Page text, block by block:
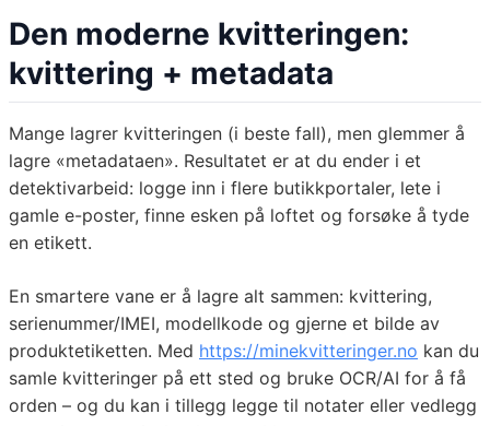
Den moderne kvitteringen:
kvittering + metadata
Mange lagrer kvitteringen (i beste fall), men glemmer å
lagre «metadataen». Resultatet er at du ender i et
detektivarbeid: logge inn i flere butikkportaler, lete i
gamle e-poster, finne esken på loftet og forsøke å tyde
en etikett.
En smartere vane er å lagre alt sammen: kvittering,
serienummer/IMEI, modellkode og gjerne et bilde av
produktetiketten. Med https://minekvitteringer.no kan du
samle kvitteringer på ett sted og bruke OCR/AI for å få
orden – og du kan i tillegg legge til notater eller vedlegg